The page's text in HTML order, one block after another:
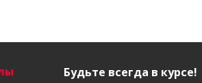
Будьте всегда в курсе!